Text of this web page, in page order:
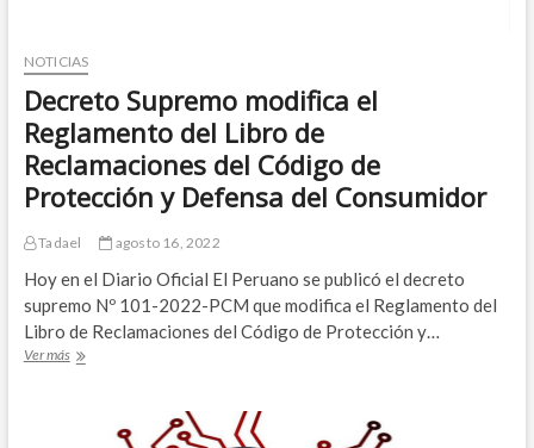
NOTICIAS
Decreto Supremo modifica el
Reglamento del Libro de
Reclamaciones del Código de
Protección y Defensa del Consumidor
Tadael agosto 16, 2022
Hoy en el Diario Oficial El Peruano se publicó el decreto
supremo Nº 101-2022-PCM que modifica el Reglamento del
Libro de Reclamaciones del Código de Protección y…
Ver másDecreto
Reglamento